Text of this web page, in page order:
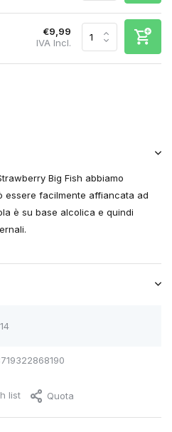
€9,99
IVA Incl.
Big Fish abbiamo
essere facilmente affiancata ad
è su base alcolica e quindi
list Quota